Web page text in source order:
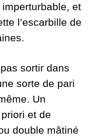
et
l’escarbille de
sortir dans
sorte de pari
Un
et de
double mâtiné